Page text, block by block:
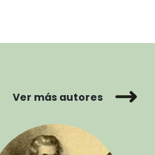
Ver más autores